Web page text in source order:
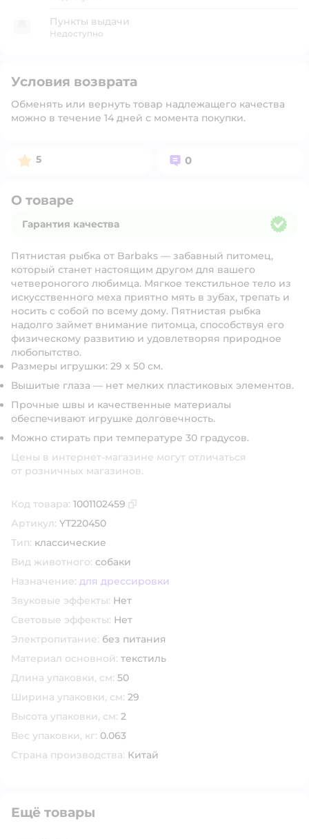
Пункты выдачи
Недоступно
Условия возврата
Обменять или вернуть товар надлежащего качества
можно в течение 14 дней с момента покупки.
Рейтинг:
5 Вопросов:
0
О товаре
Гарантия качества
Пятнистая рыбка от Barbaks — забавный питомец,
который станет настоящим другом для вашего
четвероногого любимца. Мягкое текстильное тело из
искусственного меха приятно мять в зубах, трепать и
носить с собой по всему дому. Пятнистая рыбка
надолго займет внимание питомца, способствуя его
физическому развитию и удовлетворяя природное
любопытство.
Размеры игрушки: 29 х 50 см.
Вышитые глаза — нет мелких пластиковых элементов.
Прочные швы и качественные материалы
обеспечивают игрушке долговечность.
Можно стирать при температуре 30 градусов.
Цены в интернет-магазине могут отличаться
от розничных магазинов.
Код товара: 1001102459
Артикул: YT220450
Тип: классические
Вид животного: собаки
Назначение: для дрессировки
Звуковые эффекты: Нет
Световые эффекты: Нет
Электропитание: без питания
Материал основной: текстиль
Длина упаковки, см: 50
Ширина упаковки, см: 29
Высота упаковки, см: 2
Вес упаковки, кг: 0.063
Страна производства: Китай
Ещё товары